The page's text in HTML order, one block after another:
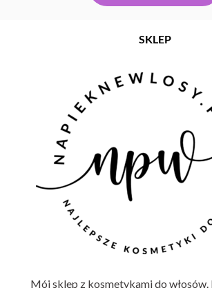
SKLEP
Mój sklep z kosmetykami do włosów.